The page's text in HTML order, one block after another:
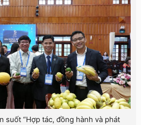
suốt “Hợp tác, đồng hành và phát